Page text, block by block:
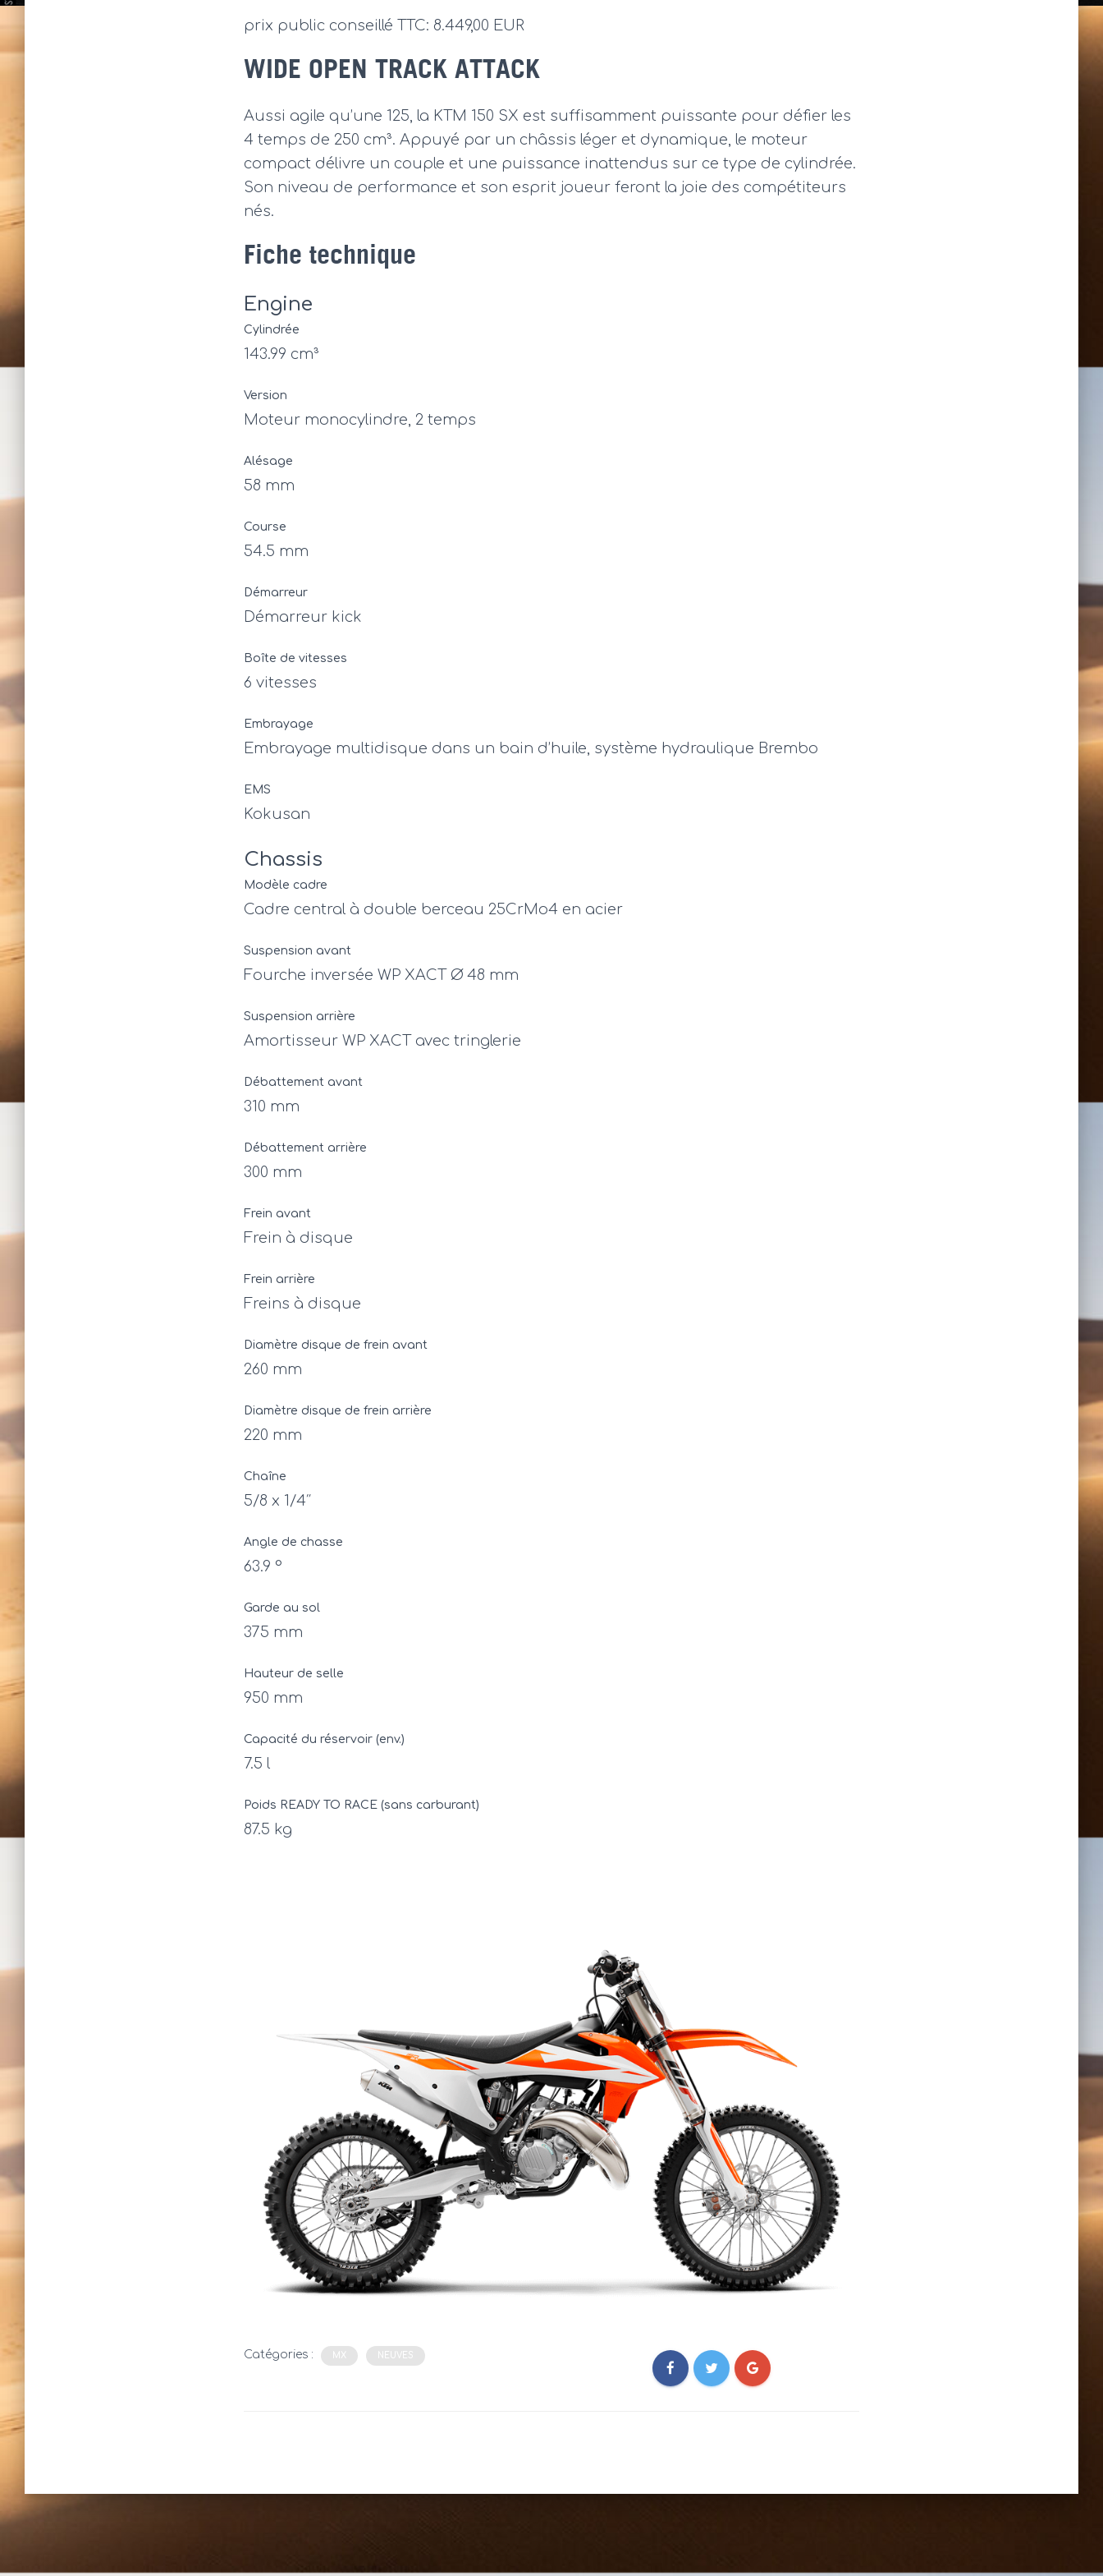
prix public conseillé TTC: 8.449,00 EUR
WIDE OPEN TRACK ATTACK
Aussi agile qu’une 125, la KTM 150 SX est suffisamment puissante pour défier les
4 temps de 250 cm³. Appuyé par un châssis léger et dynamique, le moteur
compact délivre un couple et une puissance inattendus sur ce type de cylindrée.
Son niveau de performance et son esprit joueur feront la joie des compétiteurs
nés.
Fiche technique
Engine
Cylindrée
143.99 cm³
Version
Moteur monocylindre, 2 temps
Alésage
58 mm
Course
54.5 mm
Démarreur
Démarreur kick
Boîte de vitesses
6 vitesses
Embrayage
Embrayage multidisque dans un bain d’huile, système hydraulique Brembo
EMS
Kokusan
Chassis
Modèle cadre
Cadre central à double berceau 25CrMo4 en acier
Suspension avant
Fourche inversée WP XACT Ø 48 mm
Suspension arrière
Amortisseur WP XACT avec tringlerie
Débattement avant
310 mm
Débattement arrière
300 mm
Frein avant
Frein à disque
Frein arrière
Freins à disque
Diamètre disque de frein avant
260 mm
Diamètre disque de frein arrière
220 mm
Chaîne
5/8 x 1/4″
Angle de chasse
63.9 °
Garde au sol
375 mm
Hauteur de selle
950 mm
Capacité du réservoir (env.)
7.5 l
Poids READY TO RACE (sans carburant)
87.5 kg
Catégories : MX NEUVES